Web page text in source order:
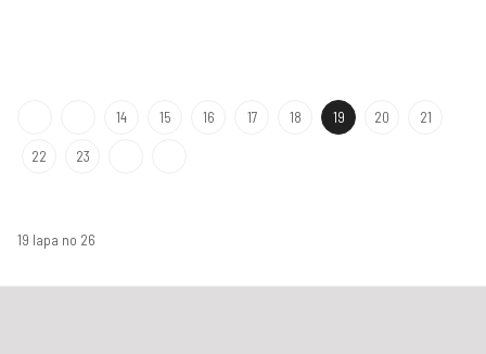
14 15 16 17 18 19 20 21
22 23
19 lapa no 26